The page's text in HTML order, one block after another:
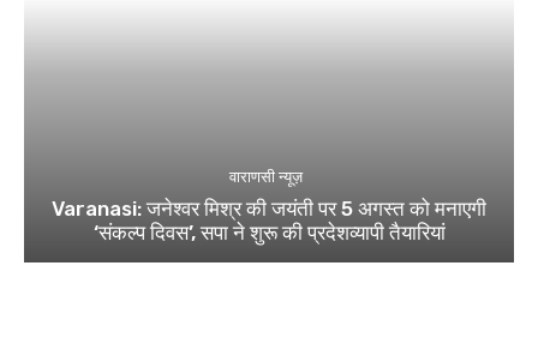
वाराणसी न्यूज़
Varanasi: जनेश्वर मिश्र की जयंती पर 5 अगस्त को मनाएगी
‘संकल्प दिवस’, सपा ने शुरू की प्रदेशव्यापी तैयारियां